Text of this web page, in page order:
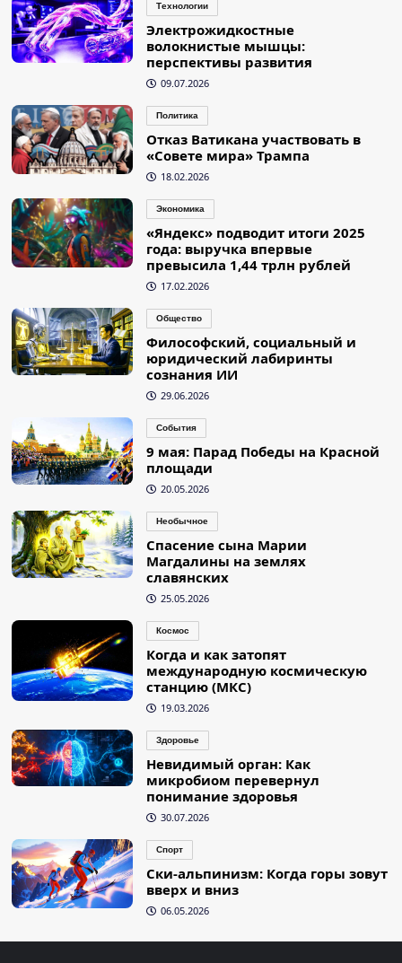
Технологии
Электрожидкостные
волокнистые мышцы:
перспективы развития
09.07.2026
Политика
Отказ Ватикана участвовать в
«Совете мира» Трампа
18.02.2026
Экономика
«Яндекс» подводит итоги 2025
года: выручка впервые
превысила 1,44 трлн рублей
17.02.2026
Общество
Философский, социальный и
юридический лабиринты
сознания ИИ
29.06.2026
События
9 мая: Парад Победы на Красной
площади
20.05.2026
Необычное
Спасение сына Марии
Магдалины на землях
славянских
25.05.2026
Космос
Когда и как затопят
международную космическую
станцию (МКС)
19.03.2026
Здоровье
Невидимый орган: Как
микробиом перевернул
понимание здоровья
30.07.2026
Спорт
Ски-альпинизм: Когда горы зовут
вверх и вниз
06.05.2026